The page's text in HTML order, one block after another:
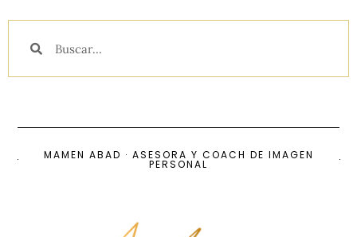
MAMEN ABAD · ASESORA Y COACH DE IMAGEN
PERSONAL